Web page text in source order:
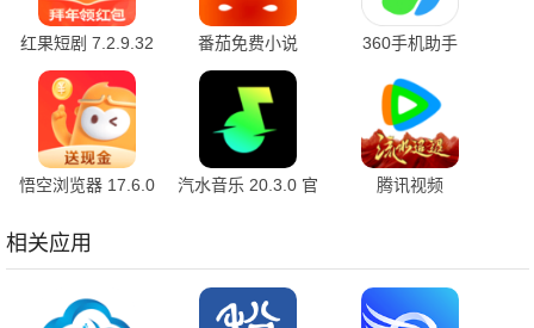
红果短剧 7.2.9.32
官方版
番茄免费小说
7.2.9.32 安卓版
360手机助手
悟空浏览器 17.6.0
汽水音乐 20.3.0 官
腾讯视频
相关应用